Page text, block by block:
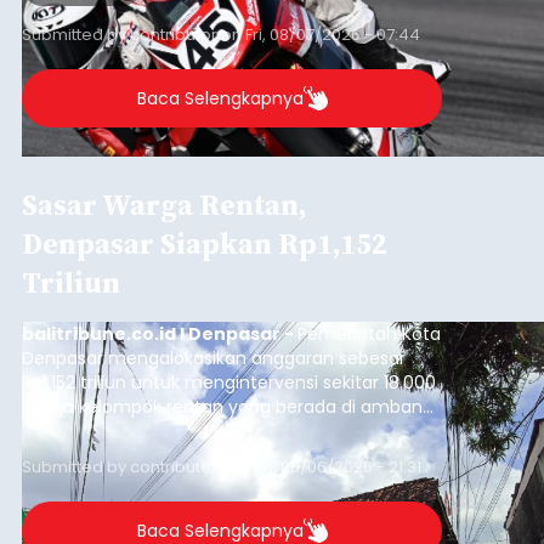
Submitted bycontributoronFri, 08/07/2026 - 07:44
Baca Selengkapnya
Sasar Warga Rentan,
Denpasar Siapkan Rp1,152
Triliun
balitribune.co.id I Denpasar - Pemerintah Kota
Denpasar mengalokasikan anggaran sebesar
Rp1,152 triliun untuk mengintervensi sekitar 18.000
warga kelompok rentan yang berada di ambang
garis kemiskinan. Langkah strategis ini diambil
guna menjaga masyarakat yang berada pada
kelompok desil 5 dan 6 tersebut agar tidak
merosot ke kategori miskin.
Submitted by contributor Thu, 08/06/2026 - 21:31
Baca Selengkapnya